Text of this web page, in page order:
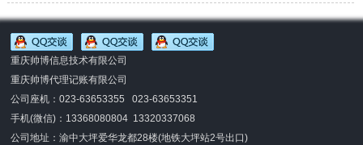
重庆帅博信息技术有限公司
重庆帅博代理记账有限公司
公司座机：023-63653355 023-63653351
手机(微信)： 13368080804 13320337068
公司地址：渝中大坪爱华龙都28楼(地铁大坪站2号出口)